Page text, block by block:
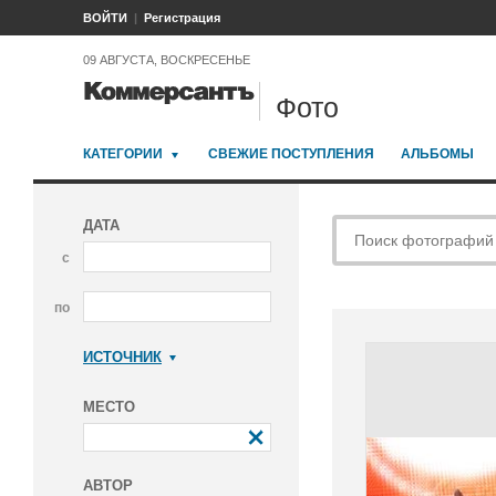
ВОЙТИ Регистрация
09 АВГУСТА, ВОСКРЕСЕНЬЕ
Фото
КАТЕГОРИИ СВЕЖИЕ ПОСТУПЛЕНИЯ АЛЬБОМЫ
ДАТА
с
по
ИСТОЧНИК
МЕСТО
АВТОР